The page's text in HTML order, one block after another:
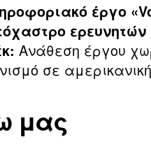
έργο
ερευνητών
Ανάθεση έργου
σε
μας